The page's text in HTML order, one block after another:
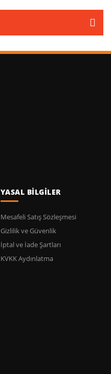
YASAL BİLGİLER
Mesafeli Satış Sözleşmesi
Gizlilik ve Güvenlik
İptal ve İade Şartları
KVKK Aydınlatma